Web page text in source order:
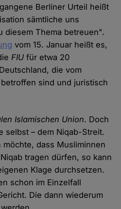
Berliner Urteil heißt
sämtliche uns
diesem Thema betreuen".
vom 15. Januar heißt es,
FIU für etwa 20
die vom
sind und juristisch
Islamischen Union. Doch
selbst – dem Niqab-Streit.
möchte, dass Musliminnen
tragen dürfen, so kann
Klage durchsetzen.
schon im Einzelfall
Die dann wiederum